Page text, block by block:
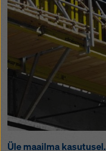
Üle maailma kasutusel.